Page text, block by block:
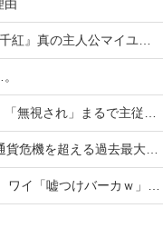
由
マイユニはキャラメイクが可能
…ロシアが中国の属国になりつつある！
を超える過去最大の下げ幅
イ「嘘つけバーカｗ」⇒w